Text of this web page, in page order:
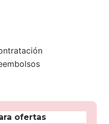
ofertas